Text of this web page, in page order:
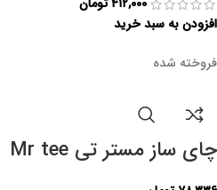
افزودن به سبد خرید
فروخته شده
چای ساز مستر تی Mr tee